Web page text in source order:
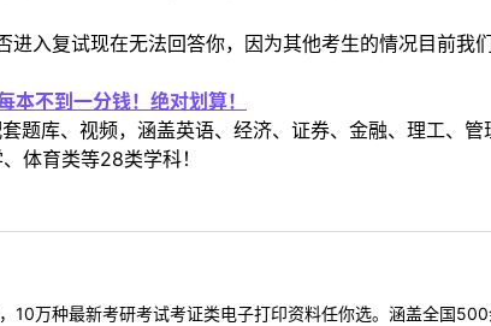
入复试现在无法回答你，因为其他考生的情况目前我
不到一分钱！绝对划算！
题库、视频，涵盖英语、经济、证券、金融、理工、
体育类等28类学科！
10万种最新考研考试考证类电子打印资料任你选。涵盖全国